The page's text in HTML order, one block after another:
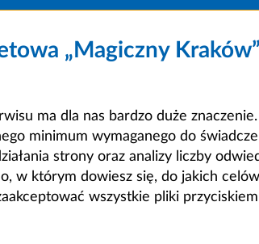
„Magiczny Kraków”
ma dla nas bardzo duże
minimum wymaganego do
strony oraz analizy liczby
w którym dowiesz się, do jakich
wszystkie pliki przyciskiem